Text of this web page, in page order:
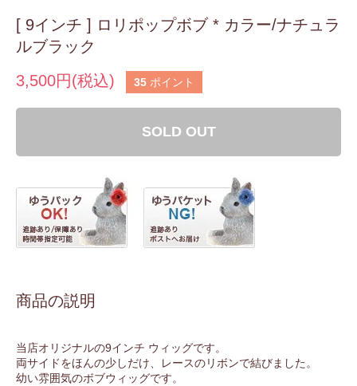
[ 9インチ ] ロリポップボブ * カラー/ナチュラ
ルブラック
3,500円(税込)
35 ポイント
SOLD OUT
商品の説明
当店オリジナルの9インチ ウィッグです。
両サイドをほんの少しだけ、レースのリボンで結びました。
幼い雰囲気のボブウィッグです。